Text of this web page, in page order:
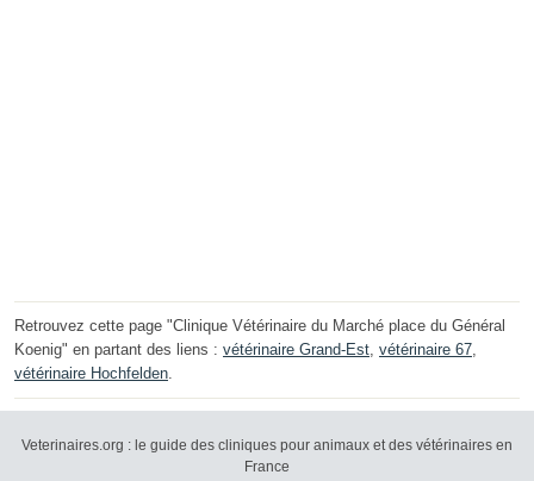
Retrouvez cette page "Clinique Vétérinaire du Marché place du Général
Koenig" en partant des liens : vétérinaire Grand-Est, vétérinaire 67,
vétérinaire Hochfelden.
Veterinaires.org : le guide des cliniques pour animaux et des vétérinaires en
France